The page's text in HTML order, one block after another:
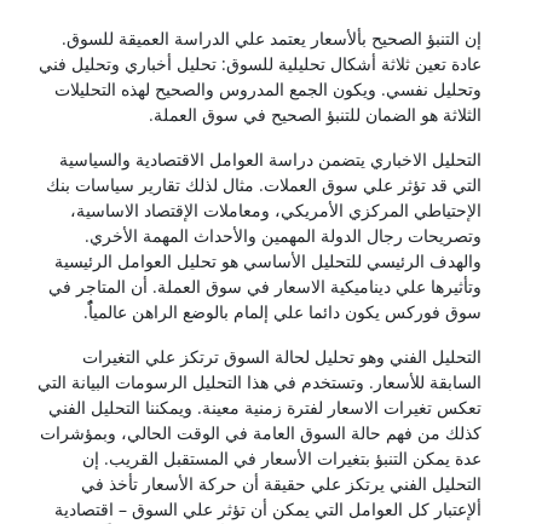
إن التنبؤ الصحيح بألأسعار يعتمد علي الدراسة العميقة للسوق.
عادة تعين ثلاثة أشكال تحليلية للسوق: تحليل أخباري وتحليل فني
وتحليل نفسي. ويكون الجمع المدروس والصحيح لهذه التحليلات
الثلاثة هو الضمان للتنبؤ الصحيح في سوق العملة.
التحليل الاخباري يتضمن دراسة العوامل الاقتصادية والسياسية
التي قد تؤثر علي سوق العملات. مثال لذلك تقارير سياسات بنك
الإحتياطي المركزي الأمريكي، ومعاملات الإقتصاد الاساسية،
وتصريحات رجال الدولة المهمين والأحداث المهمة الأخري.
والهدف الرئيسي للتحليل الأساسي هو تحليل العوامل الرئيسية
وتأثيرها علي ديناميكية الاسعار في سوق العملة. أن المتاجر في
سوق فوركس يكون دائما علي إلمام بالوضع الراهن عالمياًٌ.
التحليل الفني وهو تحليل لحالة السوق ترتكز علي التغيرات
السابقة للأسعار. وتستخدم في هذا التحليل الرسومات البيانة التي
تعكس تغيرات الاسعار لفترة زمنية معينة. ويمكننا التحليل الفني
كذلك من فهم حالة السوق العامة في الوقت الحالي، وبمؤشرات
عدة يمكن التنبؤ بتغيرات الأسعار في المستقبل القريب. إن
التحليل الفني يرتكز علي حقيقة أن حركة الأسعار تأخذ في
ألإعتبار كل العوامل التي يمكن أن تؤثر علي السوق – اقتصادية